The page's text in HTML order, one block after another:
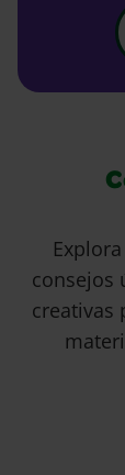
consejos
creativas